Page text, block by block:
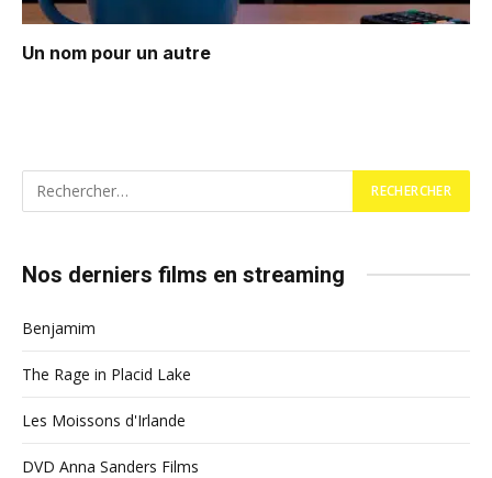
Un nom pour un autre
Nos derniers films en streaming
Benjamim
The Rage in Placid Lake
Les Moissons d'Irlande
DVD Anna Sanders Films